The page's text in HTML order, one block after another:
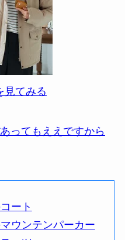
見てみる
ってもええですから
ート
ウンテンパーカー